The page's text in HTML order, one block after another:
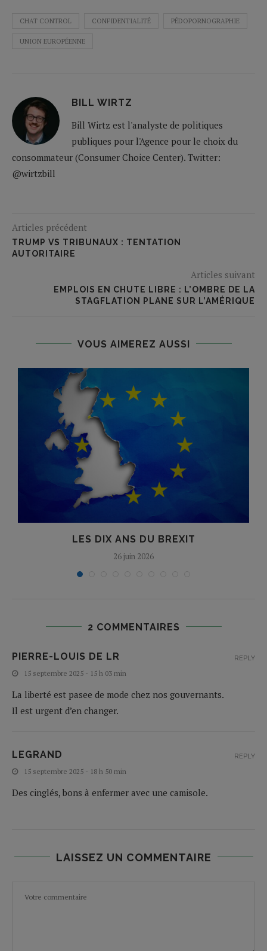
CHAT CONTROL CONFIDENTIALITÉ PÉDOPORNOGRAPHIE
UNION EUROPÉENNE
BILL WIRTZ
Bill Wirtz est l'analyste de politiques
publiques pour l'Agence pour le choix du
consommateur (Consumer Choice Center). Twitter:
@wirtzbill
Articles précédent
TRUMP VS TRIBUNAUX : TENTATION
AUTORITAIRE
Articles suivant
EMPLOIS EN CHUTE LIBRE : L’OMBRE DE LA
STAGFLATION PLANE SUR L’AMÉRIQUE
VOUS AIMEREZ AUSSI
LES DIX ANS DU BREXIT
26 juin 2026
2 COMMENTAIRES
PIERRE-LOUIS DE LR
15 septembre 2025 - 15 h 03 min
La liberté est pasee de mode chez nos gouvernants.
Il est urgent d’en changer.
REPLY
LEGRAND
15 septembre 2025 - 18 h 50 min
Des cinglés, bons à enfermer avec une camisole.
REPLY
LAISSEZ UN COMMENTAIRE